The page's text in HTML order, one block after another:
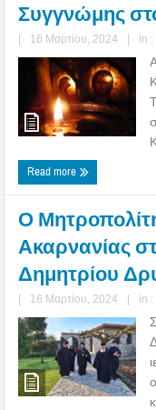
Συγγνώμης
| 16 Μαρτίου, 2024 | in :
Read more
Ο
Ακαρνανίας
Δημητρίου
| 16 Μαρτίου, 2024 | in :